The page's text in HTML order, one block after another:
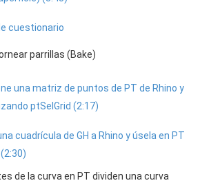
cuestionario
parrillas (Bake)
una matriz de puntos de PT de Rhino y
ptSelGrid (2:17)
cuadrícula de GH a Rhino y úsela en PT
de la curva en PT dividen una curva